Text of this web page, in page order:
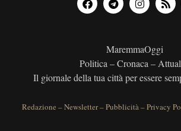
MaremmaOggi
Politica – Cronaca –
Il giornale della tua città per essere
Redazione –Newsletter–Pubblicità–Privacy